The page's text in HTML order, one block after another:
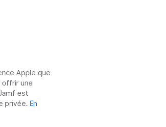
Apple que
offrir une
est
privée. En